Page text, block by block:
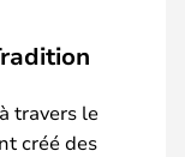
travers le
créé des